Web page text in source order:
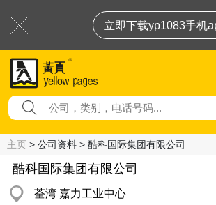
立即下载yp1083手机
主页 > 公司资料 > 酷科国际集团有限公司
酷科国际集团有限公司
荃湾 嘉力工业中心